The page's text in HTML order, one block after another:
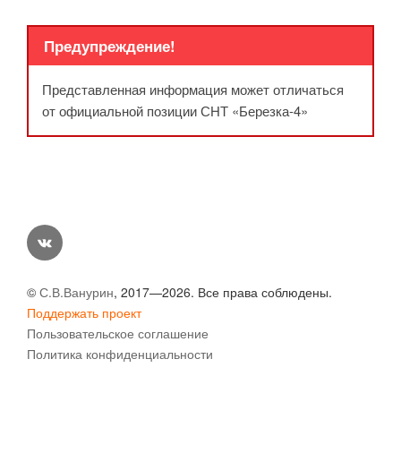
Предупреждение!
Представленная информация может отличаться
от официальной позиции СНТ «Березка-4»
vk
© С.В.Ванурин, 2017—2026. Все права соблюдены.
Поддержать проект
Пользовательское соглашение
Политика конфиденциальности